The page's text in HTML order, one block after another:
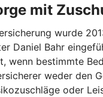
mit
wurde
Daniel Bahr
wenn bestimmte
weder den
oder